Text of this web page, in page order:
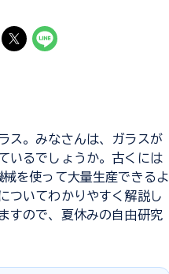
ス。みなさんは、ガラスが
いるでしょうか。古くには
を使って大量生産できるよ
ついてわかりやすく解説し
すので、夏休みの自由研究